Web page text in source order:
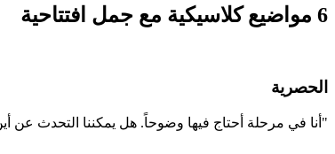
6 مواضيع كلاسيكية مع جمل افتتاحية
الحصرية
"أنا في مرحلة أحتاج فيها وضوحاً. هل يمكننا التحدث عن